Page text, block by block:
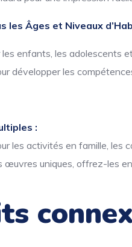
les Âges et Niveaux
les enfants, les adolescents
développer les
:
les activités en famille, les
œuvres uniques, offrez-les